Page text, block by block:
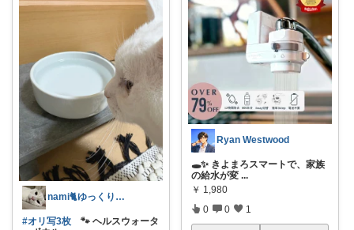
nami🐈ゆっくりやります🐢
#オリ写3枚 🐾 ヘルスウォータ
Ryan Westwood
🕳️✨ きよまろスマートで、家族
の給水が変 ...
￥ 1,980
0 0 1